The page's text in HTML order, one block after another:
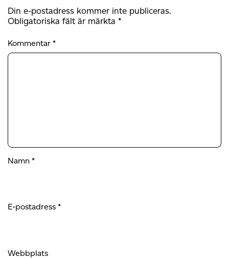
Din e-postadress kommer inte publiceras.
Obligatoriska fält är märkta *
Kommentar *
Namn *
E-postadress *
Webbplats